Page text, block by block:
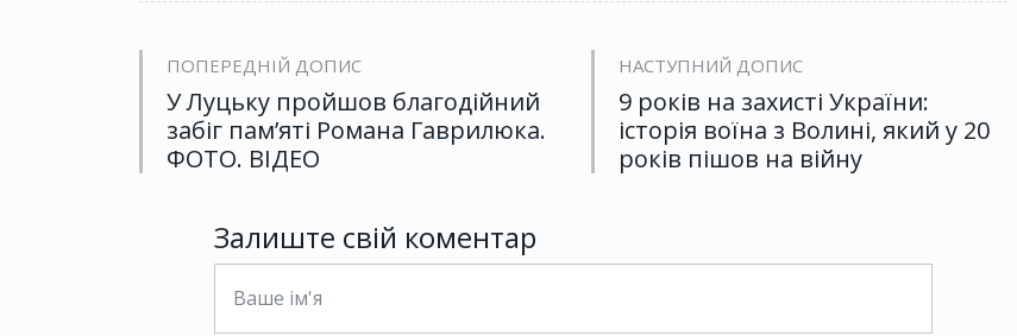
ПОПЕРЕДНІЙ ДОПИС
У Луцьку пройшов благодійний
забіг пам’яті Романа Гаврилюка.
ФОТО. ВІДЕО
НАСТУПНИЙ ДОПИС
9 років на захисті України:
історія воїна з Волині, який у 20
років пішов на війну
Залиште свій коментар